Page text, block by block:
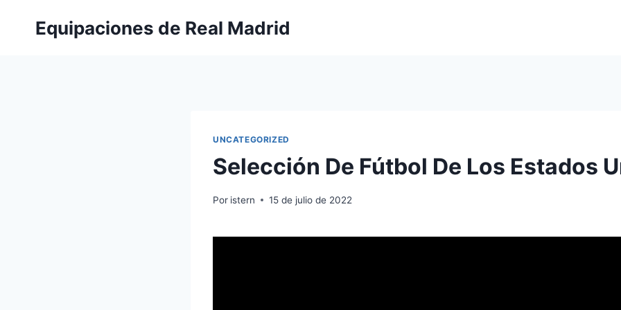
Equipaciones de Real Madrid
UNCATEGORIZED
Selección De Fútbol De Los Estados
Por istern 15 de julio de 2022